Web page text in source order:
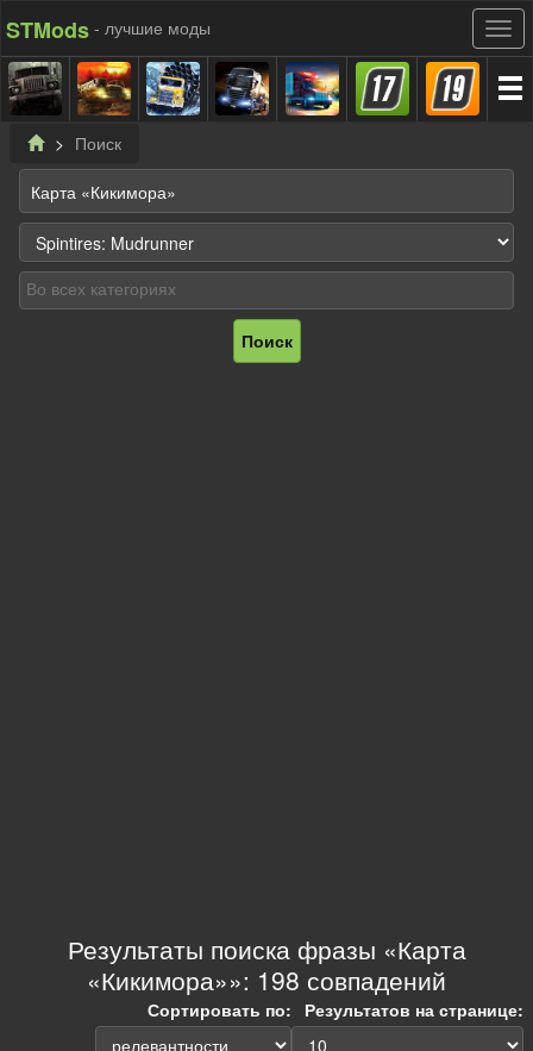
STMods - лучшие моды
Поиск
Поиск
Результаты поиска фразы «Карта
«Кикимора»»: 198 совпадений
Результатов на странице:
Сортировать по: